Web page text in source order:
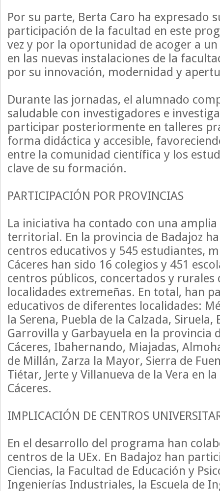
Por su parte, Berta Caro ha expresado
participación de la facultad en este
vez y por la oportunidad de acoger a
en las nuevas instalaciones de la
por su innovación, modernidad y
Durante las jornadas, el alumnado
saludable con investigadores e
participar posteriormente en talleres
forma didáctica y accesible,
entre la comunidad científica y los
clave de su formación.
PARTICIPACIÓN POR PROVINCIAS
La iniciativa ha contado con una
territorial. En la provincia de Badajoz
centros educativos y 545 estudiantes,
Cáceres han sido 16 colegios y 451
centros públicos, concertados y rurales
localidades extremeñas. En total, han
educativos de diferentes localidades:
la Serena, Puebla de la Calzada, Siruela,
Garrovilla y Garbayuela en la provincia
Cáceres, Ibahernando, Miajadas,
de Millán, Zarza la Mayor, Sierra de
Tiétar, Jerte y Villanueva de la Vera en
Cáceres.
IMPLICACIÓN DE CENTROS
En el desarrollo del programa han
centros de la UEx. En Badajoz han
Ciencias, la Facultad de Educación y
Ingenierías Industriales, la Escuela de